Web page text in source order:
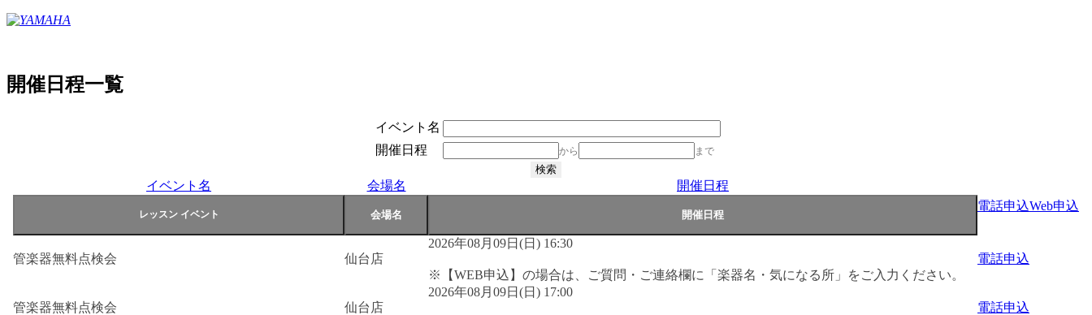
開催日程一覧
イベント名
開催日程
から まで
イベント名 会場名
開催日程
電話申込Web申込
管楽器無料点検会 仙台店
2026年08月09日(日) 16:30
※【WEB申込】の場合は、ご質問・ご連絡欄に「楽器名・気になる所」をご入力ください。
電話申込
管楽器無料点検会 仙台店
2026年08月09日(日) 17:00
電話申込